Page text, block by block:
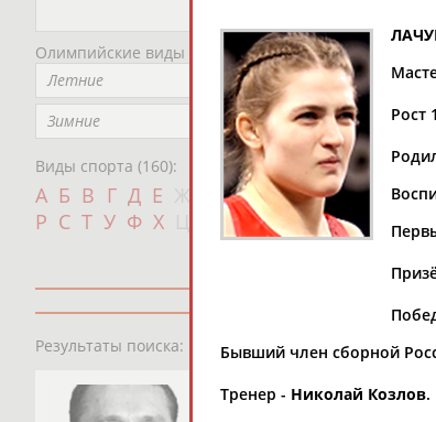
Олимпийские виды спорта
Летние
Зимние
Виды спорта (160):
А Б В Г Д Е И К Л М Н О
П
Р С Т У Ф Х Ш Щ Э Ю Я
Результаты поиска: 13181персон
Рост
Бывший член сборной
Тренер - Николай Козлов.